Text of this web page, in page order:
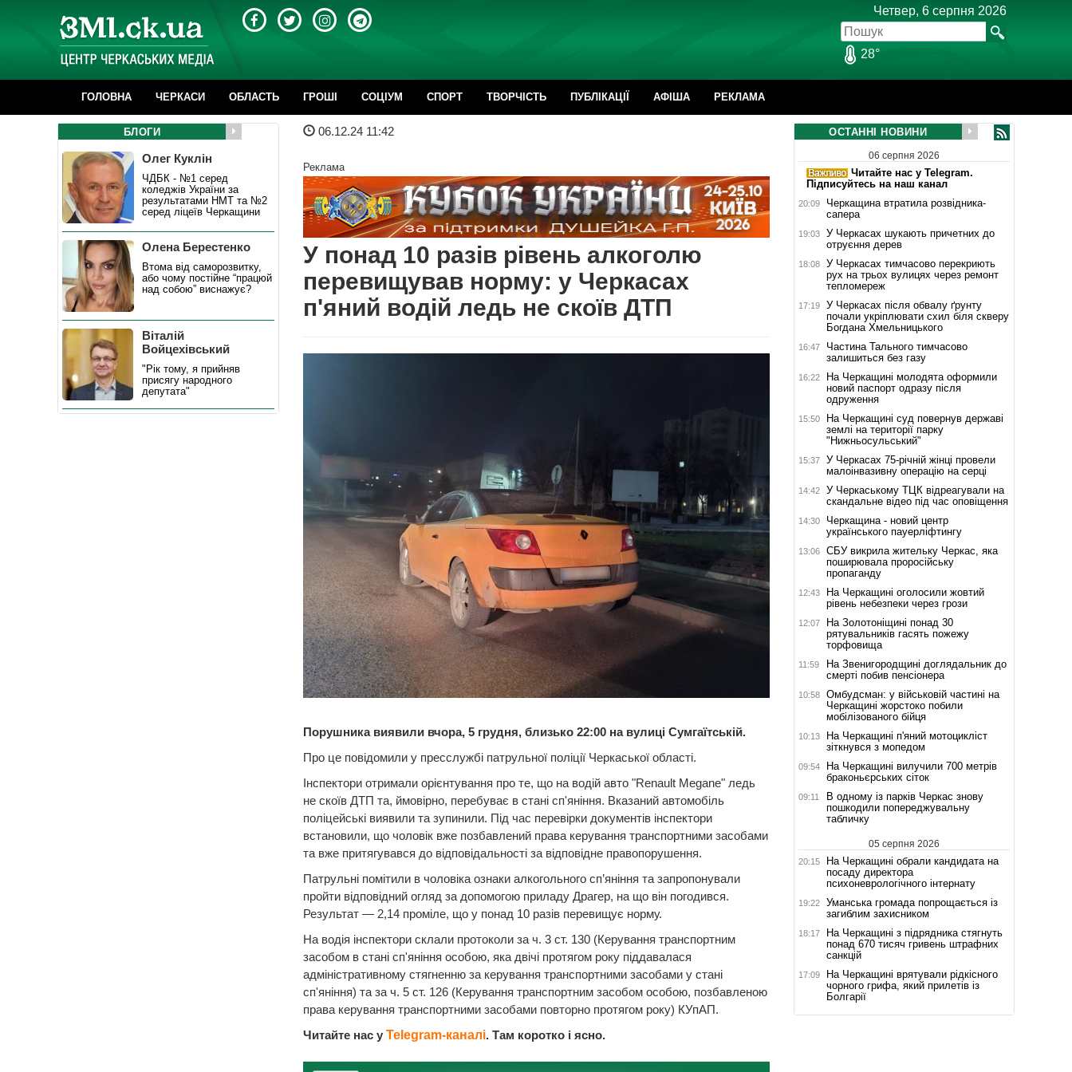
Четвер, 6 серпня 2026
28°
ГОЛОВНА ЧЕРКАСИ ОБЛАСТЬ ГРОШІ CОЦІУМ СПОРТ ТВОРЧІСТЬ ПУБЛІКАЦІЇ АФІША РЕКЛАМА
06.12.24 11:42
Реклама
У понад 10 разів рівень алкоголю
перевищував норму: у Черкасах
п'яний водій ледь не скоїв ДТП
Порушника виявили вчора, 5 грудня, близько 22:00 на вулиці Сумгаїтській.
Про це повідомили у пресслужбі патрульної поліції Черкаської області.
Інспектори отримали орієнтування про те, що на водій авто "Renault Megane" ледь
не скоїв ДТП та, ймовірно, перебуває в стані сп'яніння. Вказаний автомобіль
поліцейські виявили та зупинили. Під час перевірки документів інспектори
встановили, що чоловік вже позбавлений права керування транспортними засобами
та вже притягувався до відповідальності за відповідне правопорушення.
Патрульні помітили в чоловіка ознаки алкогольного сп’яніння та запропонували
пройти відповідний огляд за допомогою приладу Драгер, на що він погодився.
Результат — 2,14 проміле, що у понад 10 разів перевищує норму.
На водія інспектори склали протоколи за ч. 3 ст. 130 (Керування транспортним
засобом в стані сп'яніння особою, яка двічі протягом року піддавалася
адміністративному стягненню за керування транспортними засобами у стані
сп'яніння) та за ч. 5 ст. 126 (Керування транспортним засобом особою, позбавленою
права керування транспортними засобами повторно протягом року) КУпАП.
Читайте нас у Telegram-каналі. Там коротко і ясно.
БЛОГИ
Олег Куклін
ЧДБК - №1 серед
коледжів України за
результатами НМТ та №2
серед ліцеїв Черкащини
Олена Берестенко
Втома від саморозвитку,
або чому постійне “працюй
над собою” виснажує?
Віталій
Войцехівський
"Рік тому, я прийняв
присягу народного
депутата"
ОСТАННІ НОВИНИ
06 серпня 2026
Читайте нас у Telegram.
Підписуйтесь на наш канал
20:09
Черкащина втратила розвідника-
сапера
19:03
У Черкасах шукають причетних до
отруєння дерев
18:08
У Черкасах тимчасово перекриють
рух на трьох вулицях через ремонт
тепломереж
17:19
У Черкасах після обвалу ґрунту
почали укріплювати схил біля скверу
Богдана Хмельницького
16:47
Частина Тального тимчасово
залишиться без газу
16:22
На Черкащині молодята оформили
новий паспорт одразу після
одруження
15:50
На Черкащині суд повернув державі
землі на території парку
"Нижньосульський"
15:37
У Черкасах 75-річній жінці провели
малоінвазивну операцію на серці
14:42
У Черкаському ТЦК відреагували на
скандальне відео під час оповіщення
14:30
Черкащина - новий центр
українського пауерліфтингу
13:06
СБУ викрила жительку Черкас, яка
поширювала проросійську
пропаганду
12:43
На Черкащині оголосили жовтий
рівень небезпеки через грози
12:07
На Золотоніщині понад 30
рятувальників гасять пожежу
торфовища
11:59
На Звенигородщині доглядальник до
смерті побив пенсіонера
10:58
Омбудсман: у військовій частині на
Черкащині жорстоко побили
мобілізованого бійця
10:13
На Черкащині п'яний мотоцикліст
зіткнувся з мопедом
09:54
На Черкащині вилучили 700 метрів
браконьєрських сіток
09:11
В одному із парків Черкас знову
пошкодили попереджувальну
табличку
05 серпня 2026
20:15
На Черкащині обрали кандидата на
посаду директора
психоневрологічного інтернату
19:22
Уманська громада попрощається із
загиблим захисником
18:17
На Черкащині з підрядника стягнуть
понад 670 тисяч гривень штрафних
санкцій
17:09
На Черкащині врятували рідкісного
чорного грифа, який прилетів із
Болгарії